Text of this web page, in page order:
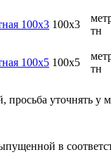
100x3 100x3
тн
100x5 100x5
тн
просьба уточнять у
в